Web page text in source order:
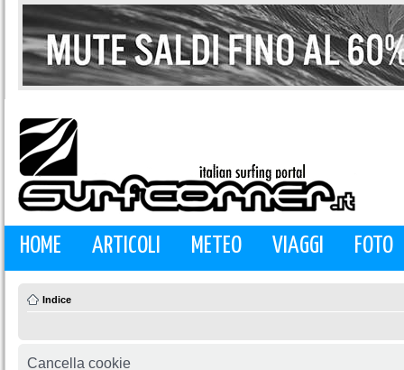
HOME ARTICOLI METEO VIAGGI FOTO
Indice
Cancella cookie